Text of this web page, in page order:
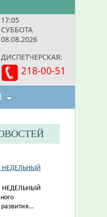
17:05
СУББОТА
08.08.2026
ДИСПЕТЧЕРСКАЯ:
218-00-51
НЕДЕЛЬНЫЙ
НЕДЕЛЬНЫЙ